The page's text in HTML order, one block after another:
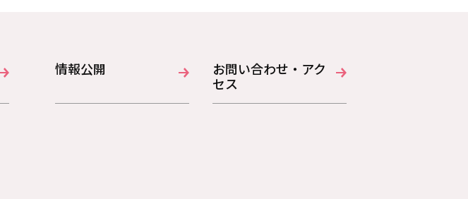
情報公開
お問い合わせ・アク
セス